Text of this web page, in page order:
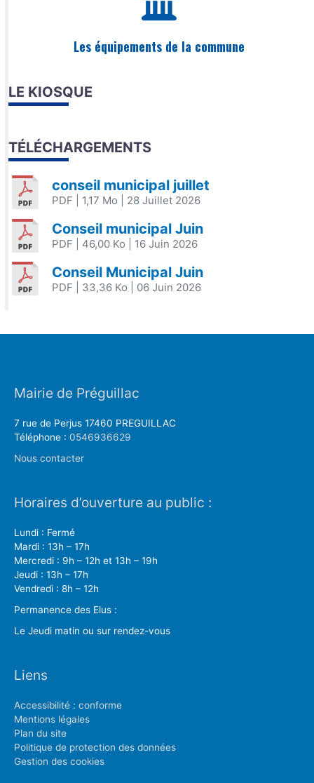
Les équipements de la commune
LE KIOSQUE
TÉLÉCHARGEMENTS
conseil municipal juillet
PDF | 1,17 Mo | 28 Juillet 2026
Conseil municipal Juin
PDF | 46,00 Ko | 16 Juin 2026
Conseil Municipal Juin
PDF | 33,36 Ko | 06 Juin 2026
Mairie de Préguillac
7 rue de Perjus 17460 PREGUILLAC
Téléphone : 0546936629
Nous contacter
Horaires d’ouverture au public :
Lundi : Fermé
Mardi : 13h – 17h
Mercredi : 9h – 12h et 13h – 19h
Jeudi : 13h – 17h
Vendredi : 8h – 12h
Permanence des Elus :
Le Jeudi matin ou sur rendez-vous
Liens
Accessibilité : conforme
Mentions légales
Plan du site
Politique de protection des données
Gestion des cookies